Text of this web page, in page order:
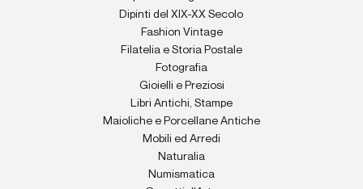
Dipinti del XIX-XX Secolo
Fashion Vintage
Filatelia e Storia Postale
Fotografia
Gioielli e Preziosi
Libri Antichi, Stampe
Maioliche e Porcellane Antiche
Mobili ed Arredi
Naturalia
Numismatica